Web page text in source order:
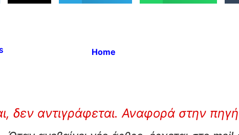
Home
δεν αντιγράφεται. Αναφορά στην